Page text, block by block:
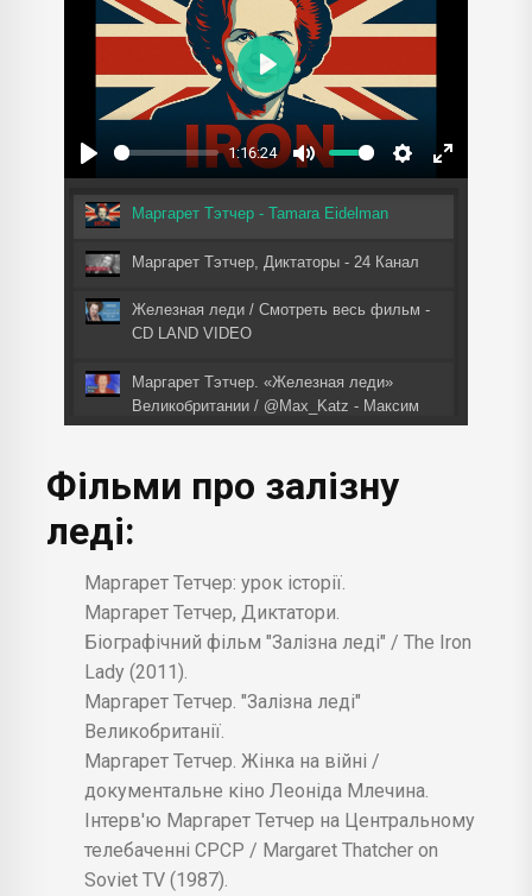
Play
1:16:24
Mute Settings
Enter
Play
Маргарет Тэтчер - Tamara Eidelman
Маргарет Тэтчер, Диктаторы - 24 Канал
Железная леди / Смотреть весь фильм -
CD LAND VIDEO
Маргарет Тэтчер. «Железная леди»
Великобритании / @Max_Katz - Максим
Кац
Маргарет Тэтчер. Женщина на войне |
Документальное кино Леонида Млечина -
Центральное Телевидение
Интервью Маргарет Тэтчер на
Центральном телевидении СССР / Margaret
Thatcher on Soviet TV (1987) - Советское
телевидение. ГОСТЕЛЕРАДИОФОНД
Маргарет Тэтчер. Вотум недоверия для
железной леди - Центральное Телевидение
Фільми про залізну
леді:
Маргарет Тетчер: урок історії.
Маргарет Тетчер, Диктатори.
Біографічний фільм "Залізна леді" / The Iron
Lady (2011).
Маргарет Тетчер. "Залізна леді"
Великобританії.
Маргарет Тетчер. Жінка на війні /
документальне кіно Леоніда Млечина.
Інтерв'ю Маргарет Тетчер на Центральному
телебаченні СРСР / Margaret Thatcher on
Soviet TV (1987).